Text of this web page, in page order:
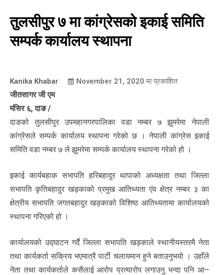
तुलसीपुर ७ मा कांग्रेसको इकाई समिति
सम्पर्क कार्यालय स्थापना
Kanika Khabar November 21, 2020 मा प्रकाशित
जीतसागर जी एम
मंसिर ६, दाङ /
दाङको तुलसीपुर उपमहानगरपालिका वडा नम्बर ७ झुमरेमा नेपाली
कांग्रेसले सम्पर्क कार्यालय स्थापना गरेको छ । नेपाली कांग्रेस इकाई
समिति वडा नम्बर ७ ले झुमरेमा सम्पर्क कार्यालय स्थापना गरेको हो ।
इकाई कार्यबहाक सभापति हरिबहादुर थापाको अध्यक्षता तथा जिल्ला
सभापति कृतिबहादुर खड्काको प्रमुख आतिथ्यता एंव क्षेत्र नम्बर ३ का
क्षेत्रीय सभापति जगतबहादुर खड्काको विशिष्ठ आतिथ्यतामा कार्यालयको
स्थापना गरिएको हो ।
कार्यालयको उद्घाटन गर्दै जिल्ला सभापति खड्काले स्थानीयस्तरमै नेता
तथा कार्यकर्ता सक्रिय भएमात्रै पार्टी चलायमान हुने बताउनुभयो । उहाँले
नेता तथा कार्यकर्ताले कसैलाई आरोप प्रत्यारोप लगाउनु भन्दा पनि आ–